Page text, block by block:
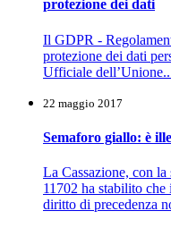
protezione dei dati
Il GDPR -
protezione dei dati
Ufficiale
22 maggio 2017
Semaforo giallo: è
La Cassazione, con la
11702 ha stabilito
diritto di precedenza